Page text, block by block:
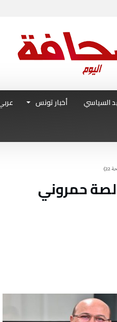
السياسي أخبار تونس
حمروني